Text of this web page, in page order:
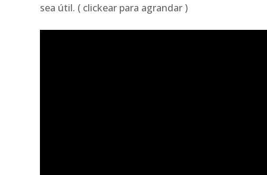
sea útil. ( clickear para agrandar )